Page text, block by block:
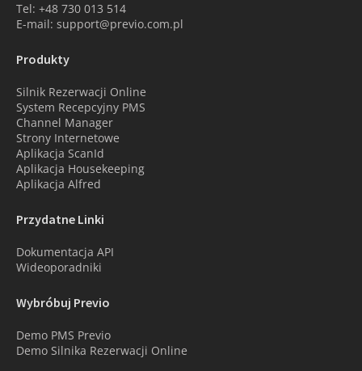
Tel: +48 730 013 514
E-mail: support@previo.com.pl
Produkty
Silnik Rezerwacji Online
System Recepcyjny PMS
Channel Manager
Strony Internetowe
Aplikacja ScanId
Aplikacja Housekeeping
Aplikacja Alfred
Przydatne Linki
Dokumentacja API
Wideoporadniki
Wybróbuj Previo
Demo PMS Previo
Demo Silnika Rezerwacji Online